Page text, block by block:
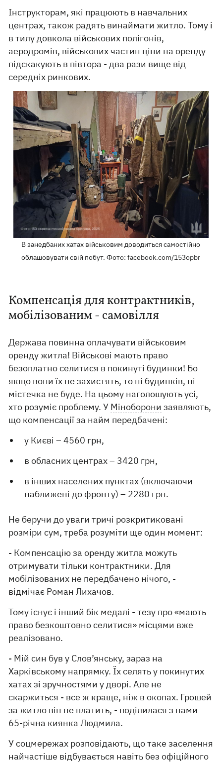
Інструкторам, які працюють в навчальних
центрах, також радять винаймати житло. Тому і
в тилу довкола військових полігонів,
аеродромів, військових частин ціни на оренду
підскакують в півтора - два рази вище від
середніх ринкових.
В занедбаних хатах військовим доводиться самостійно
облашовувати свій побут. Фото: facebook.com/153opbr
Компенсація для контрактників,
мобілізованим - самовілля
Держава повинна оплачувати військовим
оренду житла! Військові мають право
безоплатно селитися в покинуті будинки! Бо
якщо вони їх не захистять, то ні будинків, ні
містечка не буде. На цьому наголошують усі,
хто розуміє проблему. У Міноборони заявляють,
що компенсації за найм передбачені:
у Києві – 4560 грн,
в обласних центрах – 3420 грн,
в інших населених пунктах (включаючи
наближені до фронту) – 2280 грн.
Не беручи до уваги тричі розкритиковані
розміри сум, треба розуміти ще один момент:
- Компенсацію за оренду житла можуть
отримувати тільки контрактники. Для
мобілізованих не передбачено нічого, -
відмічає Роман Лихачов.
Тому існує і інший бік медалі - тезу про «мають
право безкоштовно селитися» місцями вже
реалізовано.
- Мій син був у Слов’янську, зараз на
Харківському напрямку. Їх селять у покинутих
хатах зі зручностями у дворі. Але не
скаржиться - все ж краще, ніж в окопах. Грошей
за житло він не платить, - поділилася з нами
65-річна киянка Людмила.
У соцмережах розповідають, що таке заселення
найчастіше відбувається навіть без офіційного